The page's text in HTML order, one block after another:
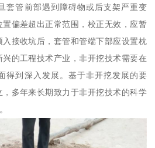
套管前部遇到障碍物或后支架严重变
偏差超出正常范围，校正无效，应暂
接收坑后，套管和管端下部应设置枕
的工程技术产业，非开挖技术需要在
得到深入发展。基于非开挖发展的要
多年来长期致力于非开挖技术的科学